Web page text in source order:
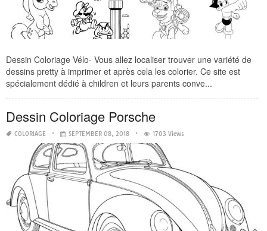
Dessin Coloriage Vélo- Vous allez localiser trouver une variété de
dessins pretty à imprimer et après cela les colorier. Ce site est
spécialement dédié à children et leurs parents conve...
Dessin Coloriage Porsche
COLORIAGE SEPTEMBER 08, 2018 1703 Views